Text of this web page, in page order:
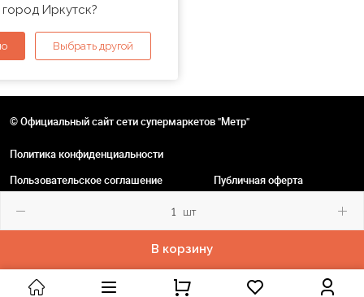
шт
В корзину
Иркутск?
Выбрать другой
© Официальный сайт сети супермаркетов "Метр"
Политика конфиденциальности
Пользовательское соглашение
Публичная оферта